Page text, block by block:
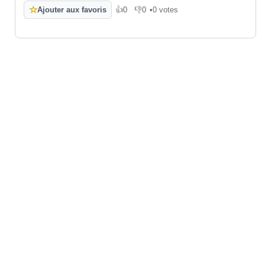
☆Ajouter aux favoris 👍0
J'aime 👎0
Je n'aime pas
•0 votes